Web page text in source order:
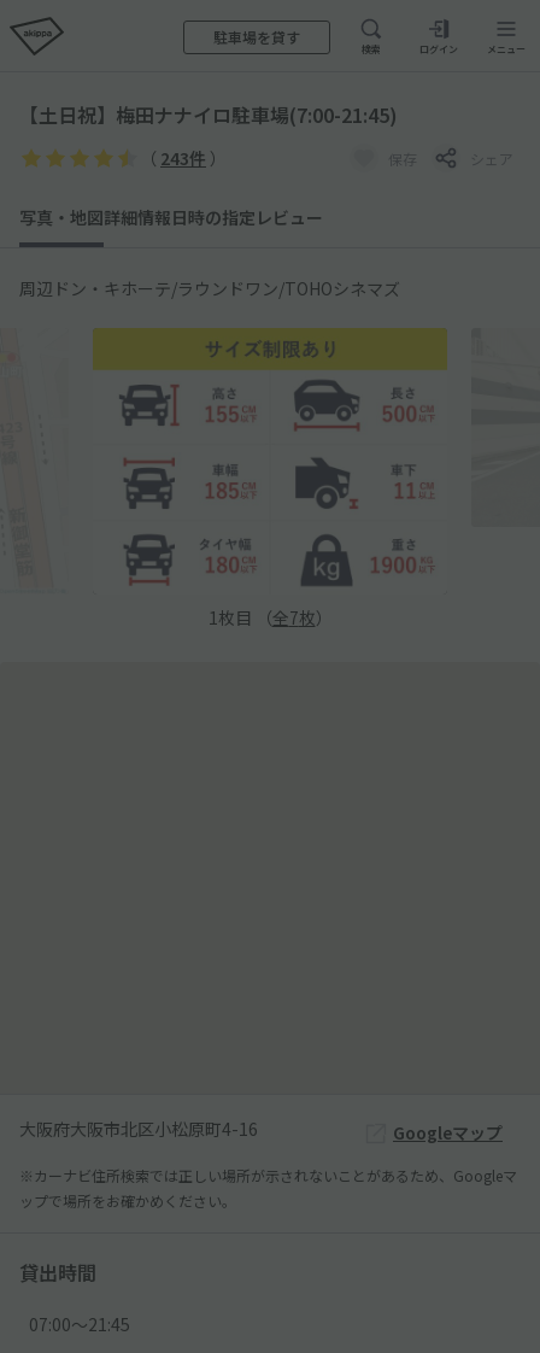
駐車場を貸す
検索 ログイン メニュー
【土日祝】梅田ナナイロ駐車場(7:00-21:45)
（ 243件 ） 保存 シェア
写真・地図詳細情報日時の指定 レビュー
周辺ドン・キホーテ/ラウンドワン/TOHOシネマズ
1 枚目 （全7枚）
大阪府大阪市北区小松原町4-16 Googleマップ
※カーナビ住所検索では正しい場所が示されないことがあるため、Googleマ
ップで場所をお確かめください。
貸出時間
07:00〜21:45